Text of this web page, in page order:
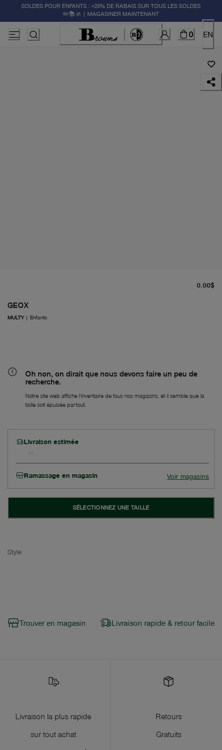
SOLDES POUR ENFANTS : +25% DE RABAIS SUR TOUS LES SOLDES
✏️📚🚸 | MAGASINER MAINTENANT
0 EN
GEOX
MULTY| Enfants
0.00$
Oh non, on dirait que nous devons faire un peu de
recherche.
Notre site web affiche l'inventaire de tous nos magasins, et il semble que la
taille soit épuisée partout.
Livraison estimée
Ramassage en magasin Voir magasins
SÉLECTIONNEZ UNE TAILLE
Style:
Trouver en magasin Livraison rapide & retour facile
Livraison la plus rapide
sur tout achat
Retours
Gratuits